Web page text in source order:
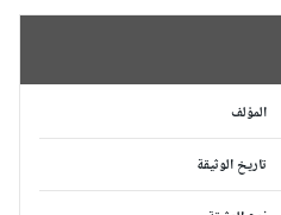
المؤلف
تاريخ الوثيقة